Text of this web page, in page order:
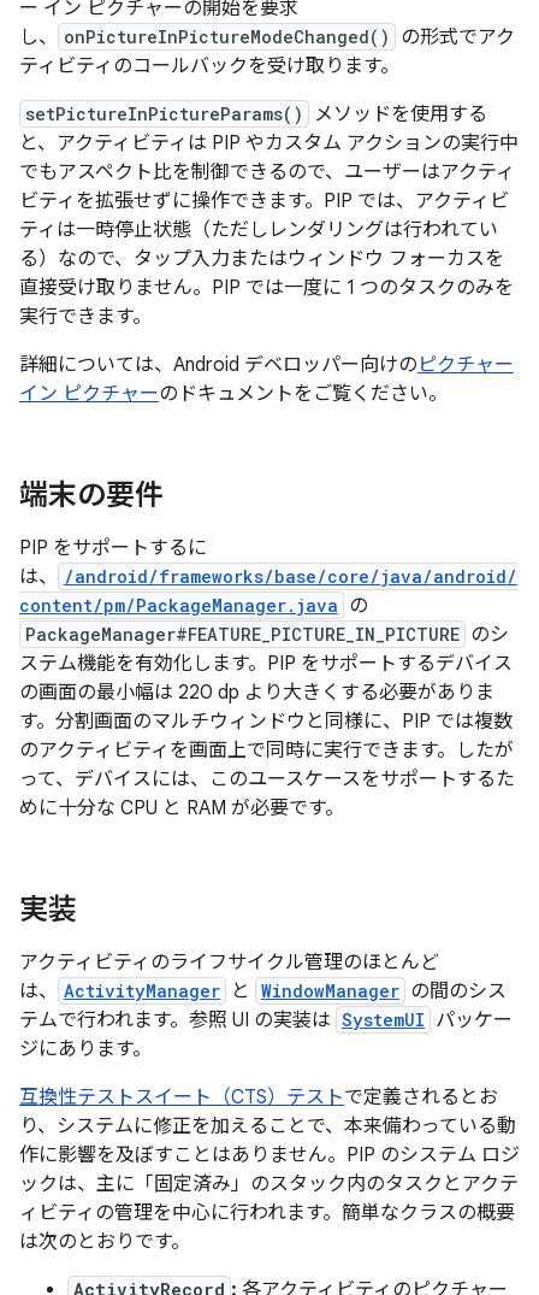
ー イン ピクチャーの開始を要求
し、
onPictureInPictureModeChanged()
の形式でアク
ティビティのコールバックを受け取ります。
setPictureInPictureParams()
メソッドを使用する
と、アクティビティは PIP やカスタム アクションの実行中
でもアスペクト比を制御できるので、ユーザーはアクティ
ビティを拡張せずに操作できます。PIP では、アクティビ
ティは一時停止状態（ただしレンダリングは行われてい
る）なので、タップ入力またはウィンドウ フォーカスを
直接受け取りません。PIP では一度に 1 つのタスクのみを
実行できます。
詳細については、Android デベロッパー向けの ピクチャー
イン ピクチャーのドキュメントをご覧ください。
端末の要件
PIP をサポートするに
は、
/android/frameworks/base/core/java/android/
content/pm/PackageManager.java の
PackageManager#FEATURE_PICTURE_IN_PICTURE のシ
ステム機能を有効化します。PIP をサポートするデバイス
の画面の最小幅は 220 dp より大きくする必要がありま
す。分割画面のマルチウィンドウと同様に、PIP では複数
のアクティビティを画面上で同時に実行できます。したが
って、デバイスには、このユースケースをサポートするた
めに十分な CPU と RAM が必要です。
実装
アクティビティのライフサイクル管理のほとんど
は、
ActivityManager と WindowManager の間のシス
テムで行われます。参照 UI の実装は SystemUI パッケー
ジにあります。
互換性テストスイート（CTS）テストで定義されるとお
り、システムに修正を加えることで、本来備わっている動
作に影響を及ぼすことはありません。PIP のシステム ロジ
ックは、主に「固定済み」のスタック内のタスクとアクテ
ィビティの管理を中心に行われます。簡単なクラスの概要
は次のとおりです。
ActivityRecord : 各アクティビティのピクチャー